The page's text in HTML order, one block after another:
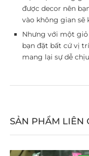
được decor nên
vào không gian sẽ
Nhưng với một
bạn đặt bất cứ vị
mang lại sự dễ
SẢN PHẨM LIÊN